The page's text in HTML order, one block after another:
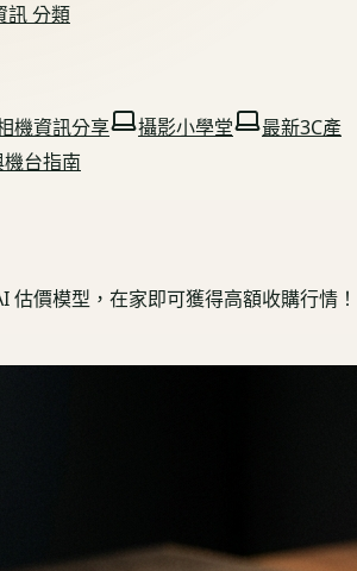
訊分類
機資訊分享 攝影小學堂
最新3C產
台指南
估價模型，在家即可獲得高額收購行情！